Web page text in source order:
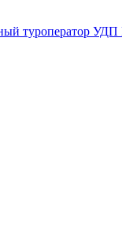
туроператор